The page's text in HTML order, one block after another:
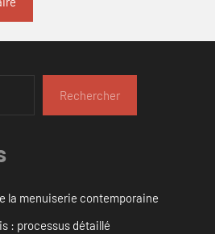
Rechercher
la menuiserie contemporaine
: processus détaillé